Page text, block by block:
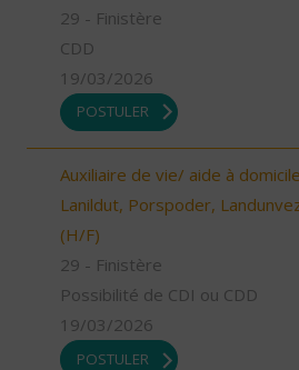
29 - Finistère
CDD
19/03/2026
POSTULER
Auxiliaire de vie/ aide à
Lanildut, Porspoder,
(H/F)
29 - Finistère
Possibilité de CDI ou CDD
19/03/2026
POSTULER